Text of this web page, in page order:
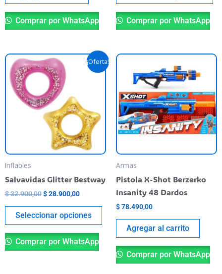
Comprar por WhatsApp Comprar por WhatsApp
¡Oferta!
Inflables
Salvavidas Glitter Bestway
$32.900,00
El
precio
original
era:
$ 32.900,00.
$28.900,00
El
precio
actual
Seleccionar opciones
Este
producto
varias
variantes.
opciones
se
pueden
elegir
del
producto
Comprar por WhatsApp
Armas
Pistola X-Shot Berzerko
Insanity 48 Dardos
$78.490,00
Agregar al carrito
Comprar por WhatsApp